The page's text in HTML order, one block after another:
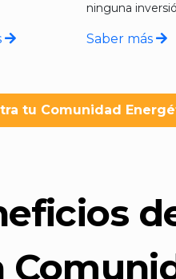
ninguna
Saber más
tu Comunidad